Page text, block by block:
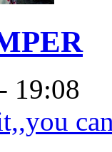
19:08